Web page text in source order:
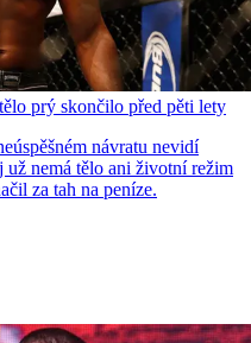
prý skončilo před pěti lety
návratu nevidí
už nemá tělo ani životní režim
za tah na peníze.